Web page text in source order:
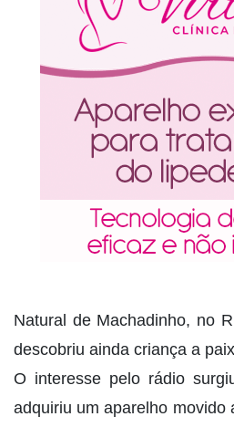
Natural de Machadinho, no
descobriu ainda criança a
O interesse pelo rádio
adquiriu um aparelho movido